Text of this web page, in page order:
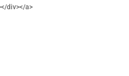
div></a>